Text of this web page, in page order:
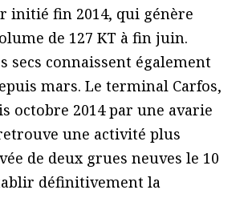
initié fin 2014, qui génère
de 127 KT à fin juin.
secs connaissent également
mars. Le terminal Carfos,
octobre 2014 par une avarie
une activité plus
de deux grues neuves le 10
définitivement la